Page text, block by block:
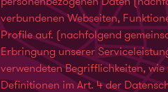
verbundenen Webseiten,
Profile auf. (nachfolgend
Erbringung unserer
verwendeten Begrifflichkeiten,
Definitionen im Art. 4 der